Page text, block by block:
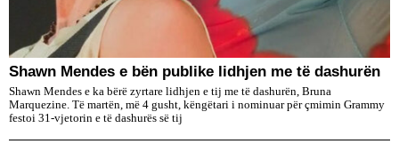
​Shawn Mendes e bën publike lidhjen me të dashurën
Shawn Mendes e ka bërë zyrtare lidhjen e tij me të dashurën, Bruna
Marquezine. Të martën, më 4 gusht, këngëtari i nominuar për çmimin Grammy
festoi 31-vjetorin e të dashurës së tij